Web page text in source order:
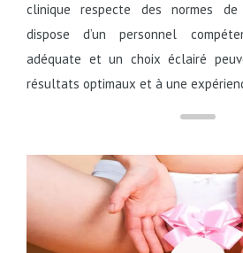
clinique respecte des normes
dispose d’un personnel
adéquate et un choix éclairé
résultats optimaux et à une